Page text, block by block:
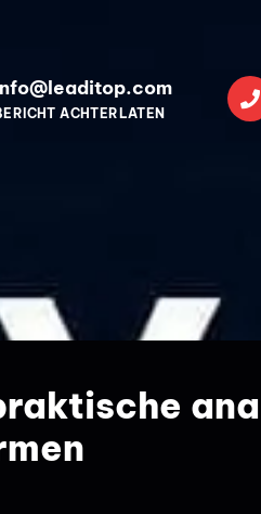
ACHTERLATEN